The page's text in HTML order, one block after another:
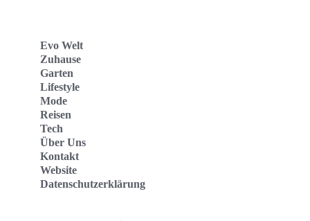
Evo Welt
Zuhause
Garten
Lifestyle
Mode
Reisen
Tech
Über Uns
Kontakt
Website
Datenschutzerklärung